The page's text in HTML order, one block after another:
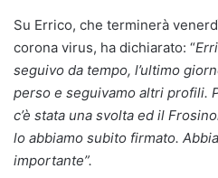
Su Errico, che terminerà
corona virus, ha dichiarato: “
seguivo da tempo, l’ultimo
perso e seguivamo altri profili.
c’è stata una svolta ed il
lo abbiamo subito firmato.
importante”.